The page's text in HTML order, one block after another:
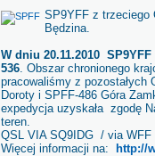
SP9YFF z trzeciego
Będzina.
W dniu 20.11.2010
536. Obszar chronionego
pracowaliśmy z pozostałych
Doroty i SPFF-486 Góra
expedycja uzyskała zgodę
teren.
QSL VIA SQ9IDG / via WFF
Więcej informacji na:
http://